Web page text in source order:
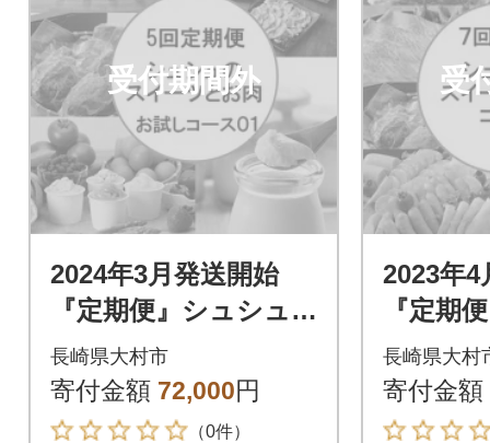
受付期間外
2024年3月発送開始
『定期便』シュシュ
のお試しスイーツと
お肉のコース01 全5
回
長崎県大村市
寄付金額 72,000円
（0件）
受
2023年4
『定期
のスイ
ース01
長崎県大村
寄付金額